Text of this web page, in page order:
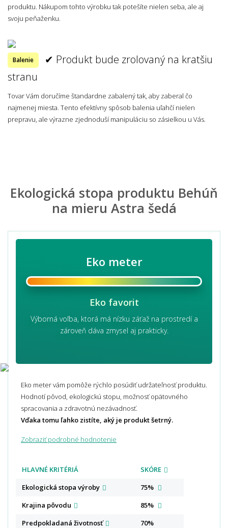
produktu. Nákupom tohto výrobku tak potešíte nielen seba, ale aj
svoju peňaženku.
Balenie
✔ Produkt bude zrolovaný na kratšiu
stranu
Tovar Vám doručíme štandardne zabalený tak, aby zaberal čo
najmenej miesta. Tento efektívny spôsob balenia uľahčí nielen
prepravu, ale výrazne zjednoduší manipuláciu so zásielkou u Vás.
Ekologická stopa produktu Behúň
na mieru Astra šedá
Eko meter
Eko favorit
Výborná voľba, ktorá má nízku záťaž na prostredí a
zároveň dáva zmysel aj prakticky.
Eko meter vám pomôže rýchlo posúdiť udržateľnosť produktu.
Hodnotí pôvod, ekologickú stopu, možnosť opätovného
spracovania a zdravotnú nezávadnosť.
Vďaka tomu ľahko zistíte, aký je produkt šetrný.
Zobraziť podrobné hodnotenie
HLAVNÉ KRITÉRIÁ
SKÓRE
Ekologická stopa výroby
75%
Krajina pôvodu
85%
Predpokladaná životnosť
70%